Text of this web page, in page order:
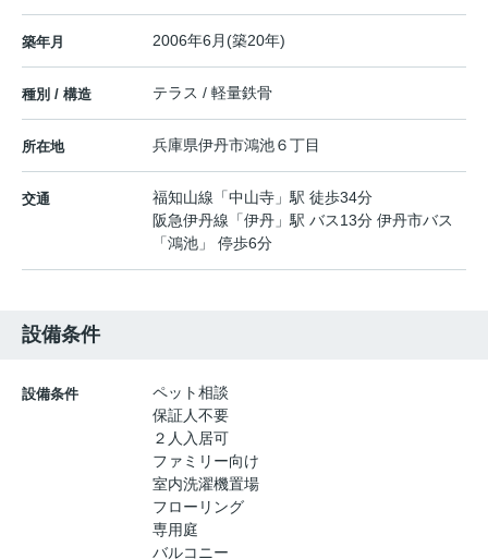
築年月 2006年6月(築20年)
種別 / 構造 テラス / 軽量鉄骨
所在地 兵庫県伊丹市鴻池６丁目
交通 福知山線 「中山寺 」駅 徒歩34分
阪急伊丹線 「伊丹 」駅 バス13分 伊丹市バス
「鴻池」 停歩6分
設備条件
設備条件
ペット相談
保証人不要
２人入居可
ファミリー向け
室内洗濯機置場
フローリング
専用庭
バルコニー